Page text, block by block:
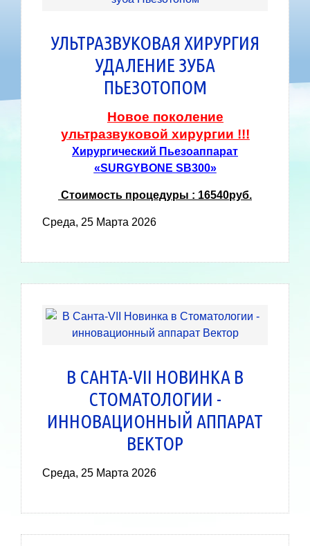
УЛЬТРАЗВУКОВАЯ ХИРУРГИЯ
УДАЛЕНИЕ ЗУБА
ПЬЕЗОТОПОМ
Новое поколение
ультразвуковой хирургии !!!
Хирургический Пьезоаппарат
«SURGYBONE SB300»
Стоимость процедуры : 16540руб.
Среда, 25 Марта 2026
В САНТА-VII НОВИНКА В
СТОМАТОЛОГИИ -
ИННОВАЦИОННЫЙ АППАРАТ
ВЕКТОР
Среда, 25 Марта 2026